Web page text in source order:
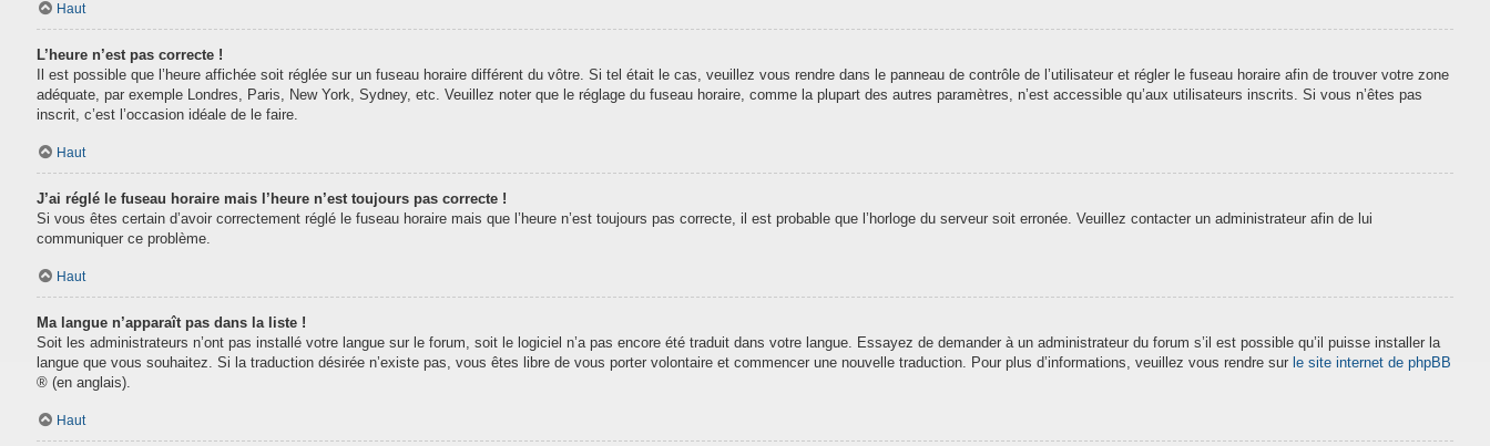
Haut
L’heure n’est pas correcte !
Il est possible que l’heure affichée soit réglée sur un fuseau horaire différent du vôtre. Si tel était le cas, veuillez vous rendre dans le panneau de contrôle de l’utilisateur et régler le fuseau horaire afin de trouver votre zone
adéquate, par exemple Londres, Paris, New York, Sydney, etc. Veuillez noter que le réglage du fuseau horaire, comme la plupart des autres paramètres, n’est accessible qu’aux utilisateurs inscrits. Si vous n’êtes pas
inscrit, c’est l’occasion idéale de le faire.
Haut
J’ai réglé le fuseau horaire mais l’heure n’est toujours pas correcte !
Si vous êtes certain d’avoir correctement réglé le fuseau horaire mais que l’heure n’est toujours pas correcte, il est probable que l’horloge du serveur soit erronée. Veuillez contacter un administrateur afin de lui
communiquer ce problème.
Haut
Ma langue n’apparaît pas dans la liste !
Soit les administrateurs n’ont pas installé votre langue sur le forum, soit le logiciel n’a pas encore été traduit dans votre langue. Essayez de demander à un administrateur du forum s’il est possible qu’il puisse installer la
langue que vous souhaitez. Si la traduction désirée n’existe pas, vous êtes libre de vous porter volontaire et commencer une nouvelle traduction. Pour plus d’informations, veuillez vous rendre sur le site internet de phpBB
® (en anglais).
Haut